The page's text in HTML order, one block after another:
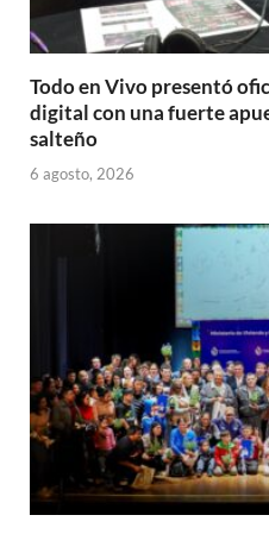
Todo en Vivo presentó
digital con una fuerte
salteño
6 agosto, 2026